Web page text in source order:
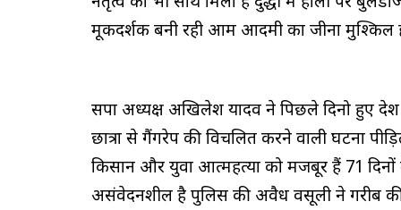
मूकदर्शक बनी रही आम आदमी का जीना मुश्किल
सपा अध्यक्ष अखिलेश यादव ने पिछले दिनो हुए
छात्रा से गैंगरेप की विचलित करने वाली घटना
किसान और युवा आत्महत्या को मजबूर हैं 71
असंवेदनशील है पुलिस की अवैध वसूली ने गरीब